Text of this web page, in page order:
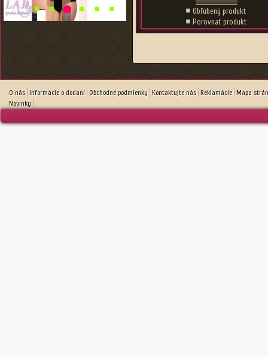
Obľúbený produkt
Porovnať produkt
O nás Informácie o dodaní Obchodné podmienky Kontaktujte nás Reklamácie Mapa
Novinky